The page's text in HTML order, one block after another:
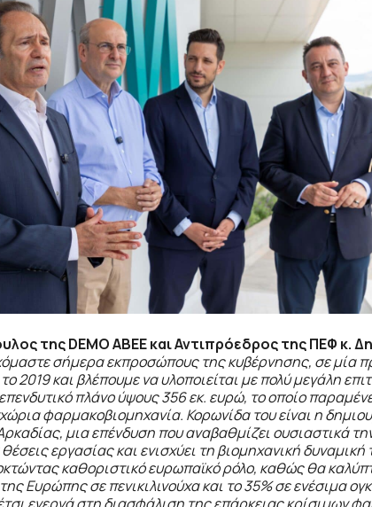
της DEMO ΑΒΕΕ και Αντιπρόεδρος της ΠΕΦ κ.
σήμερα εκπροσώπους της κυβέρνησης, σε μία
2019 και βλέπουμε να υλοποιείται με πολύ μεγάλη
πλάνο ύψους 356 εκ. ευρώ, το οποίο
φαρμακοβιομηχανία. Κορωνίδα του είναι η
μια επένδυση που αναβαθμίζει ουσιαστικά
εργασίας και ενισχύει τη βιομηχανική
καθοριστικό ευρωπαϊκό ρόλο, καθώς θα
Ευρώπης σε πενικιλινούχα και το 35% σε ενέσιμα